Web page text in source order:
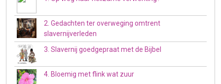
2. Gedachten ter overweging omtrent
slavernijverleden
3. Slavernij goedgepraat met de Bijbel
4. Bloemig met flink wat zuur